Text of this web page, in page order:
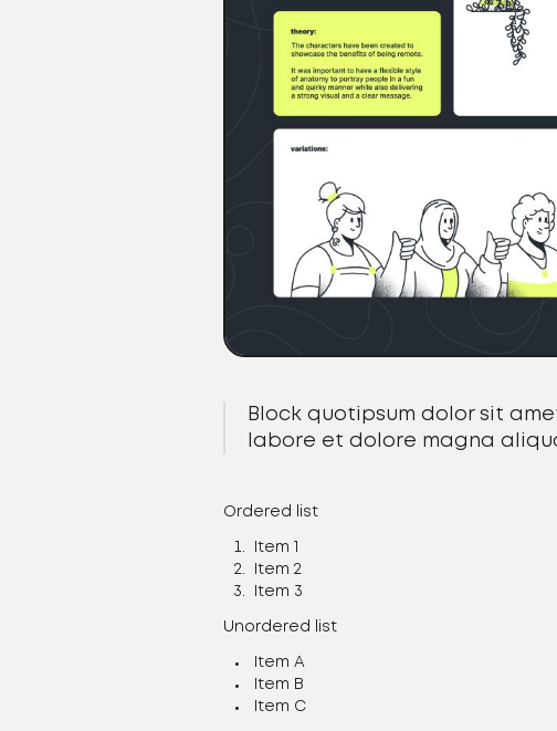
Block quotipsum dolor sit
labore et dolore magna
Ordered list
Item 1
Item 2
Item 3
Unordered list
Item A
Item B
Item C